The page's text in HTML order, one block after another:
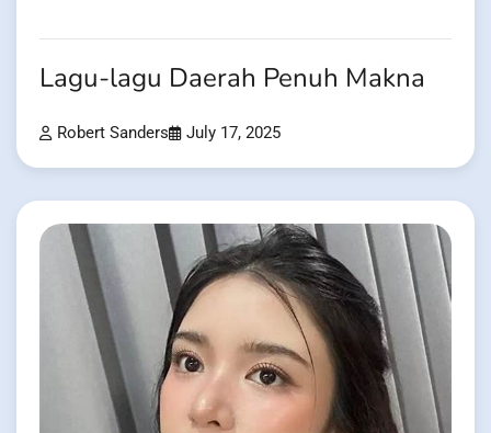
Lagu-lagu Daerah Penuh Makna
Robert Sanders July 17, 2025